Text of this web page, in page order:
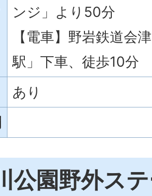
ンジ」より50分
【電車】野岩鉄道会
駅」下車、徒歩10分
あり
公園野外ス